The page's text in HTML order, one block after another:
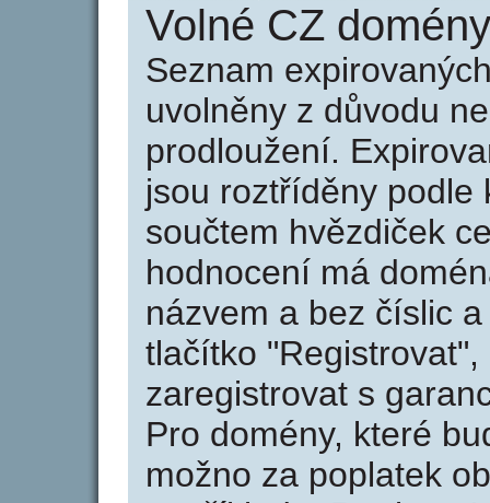
Volné CZ
Seznam
uvolněny z důvodu
prodloužení.
jsou roztříděny podle
součtem hvězdiček
hodnocení má
názvem a bez číslic
tlačítko
zaregistrovat s
Pro domény, které
možno za poplatek